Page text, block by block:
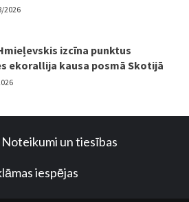
2026
izcīna punktus
ekorallija kausa posmā Skotijā
Noteikumi un tiesības
iespējas